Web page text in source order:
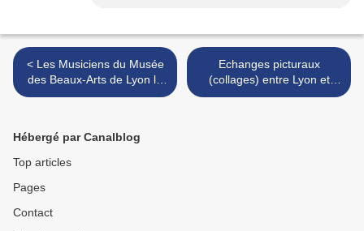
< Les Musiciens du Musée
des Beaux-Arts de Lyon le
29 février 2024 (1)
Echanges picturaux
(collages) entre Lyon et
Rennes du 5 mars 2024 >
Hébergé par Canalblog
Top articles
Pages
Contact